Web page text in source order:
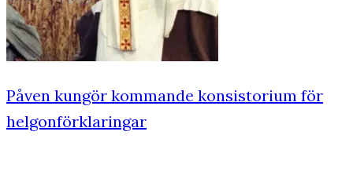
Påven kungör kommande konsistorium för
helgonförklaringar